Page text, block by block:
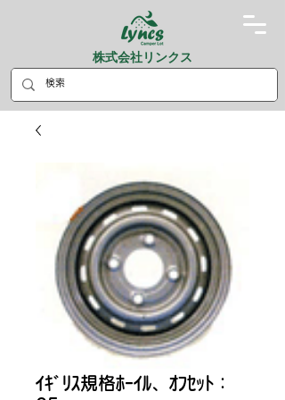
株式会社リンクス
ｲｷﾞﾘｽ規格ﾎｰｲﾙ、ｵﾌｾｯﾄ：